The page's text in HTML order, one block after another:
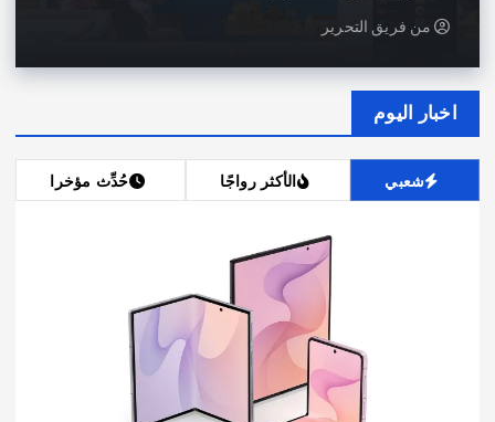
من فريق التحرير
اخبار اليوم
شعبي الأكثر رواجًا حُدِّث مؤخرا